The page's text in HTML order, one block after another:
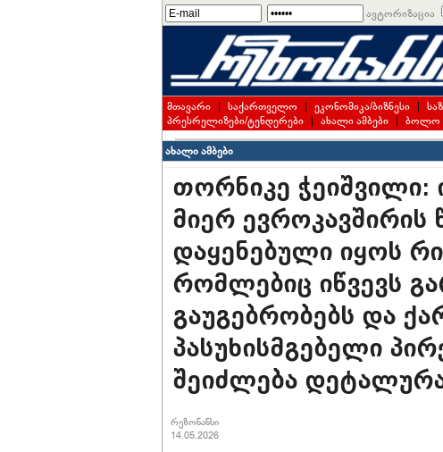
ავტორიზაცია
მთავარი | საქართველო | ეკონომიკა/ბიზნესი |
პრესრელიზები/ტენდერები | ახალი ამბები | ბოლო
ახალი ამბები
თორნიკე ჭეიშვილი:
მიერ ევროკავშირის
დაყენებული იყოს
რომლებიც იწვევს
გაუგებრობებს და
პასუხისმგებელი
შეიძლება
რეზონანსი
14.05.2026